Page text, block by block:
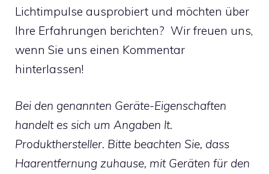
Lichtimpulse ausprobiert und möchten über
Ihre Erfahrungen berichten? Wir freuen uns,
wenn Sie uns einen Kommentar
hinterlassen!
Bei den genannten Geräte-Eigenschaften
handelt es sich um Angaben lt.
Produkthersteller. Bitte beachten Sie, dass
Haarentfernung zuhause, mit Geräten für den